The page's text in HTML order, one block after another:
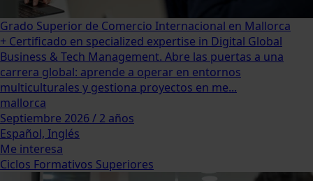
Grado Superior de Comercio Internacional en Mallorca
+ Certificado en specialized expertise in Digital Global
Business & Tech Management. Abre las puertas a una
carrera global: aprende a operar en entornos
multiculturales y gestiona proyectos en me...
mallorca
Septiembre 2026 / 2 años
Español, Inglés
Me interesa
Ciclos Formativos Superiores